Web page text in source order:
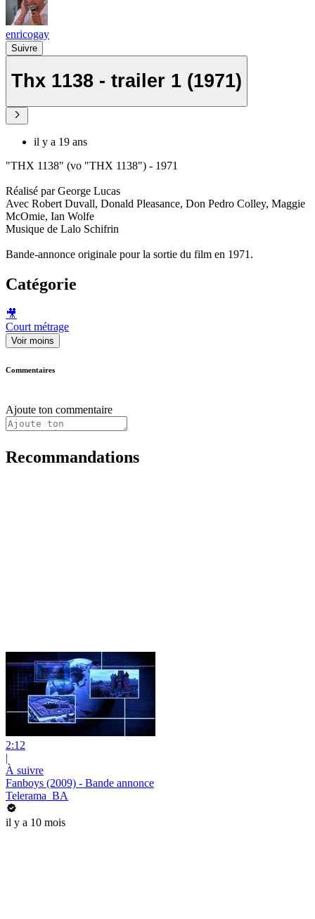
enricogay
Suivre
Thx 1138 - trailer 1 (1971)
il y a 19 ans
"THX 1138" (vo "THX 1138") - 1971
Réalisé par George Lucas
Avec Robert Duvall, Donald Pleasance, Don Pedro Colley, Maggie
McOmie, Ian Wolfe
Musique de Lalo Schifrin
Bande-annonce originale pour la sortie du film en 1971.
Catégorie
🎥
Court métrage
Voir moins
Commentaires
Ajoute ton commentaire
Recommandations
2:12
|
À suivre
Fanboys (2009) - Bande annonce
Telerama_BA
il y a 10 mois